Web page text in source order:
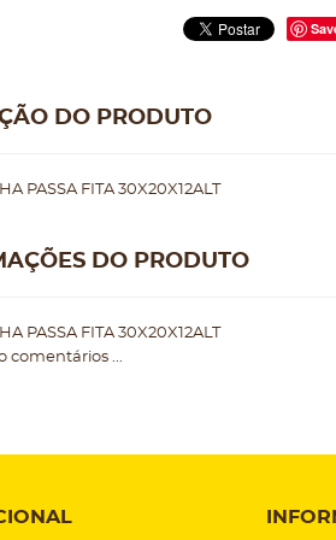
DO PRODUTO
PASSA FITA 30X20X12ALT
DO PRODUTO
PASSA FITA 30X20X12ALT
comentários ...